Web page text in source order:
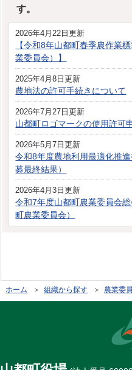
す。
2026年4月22日更新
【令和8年山都町春季農作業
業委員会）】
2025年4月8日更新
農地法の許可手続きについて
2026年7月27日更新
山都町ロゴマークの使用許可
2026年5月7日更新
令和8年度農地利用最適化推
募最終結果）
2026年4月3日更新
令和7年度山都町農業委員会
町農業委員会）
ホーム ＞組織から探す ＞ 農業委